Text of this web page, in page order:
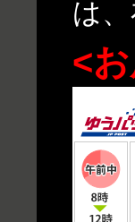
は
<